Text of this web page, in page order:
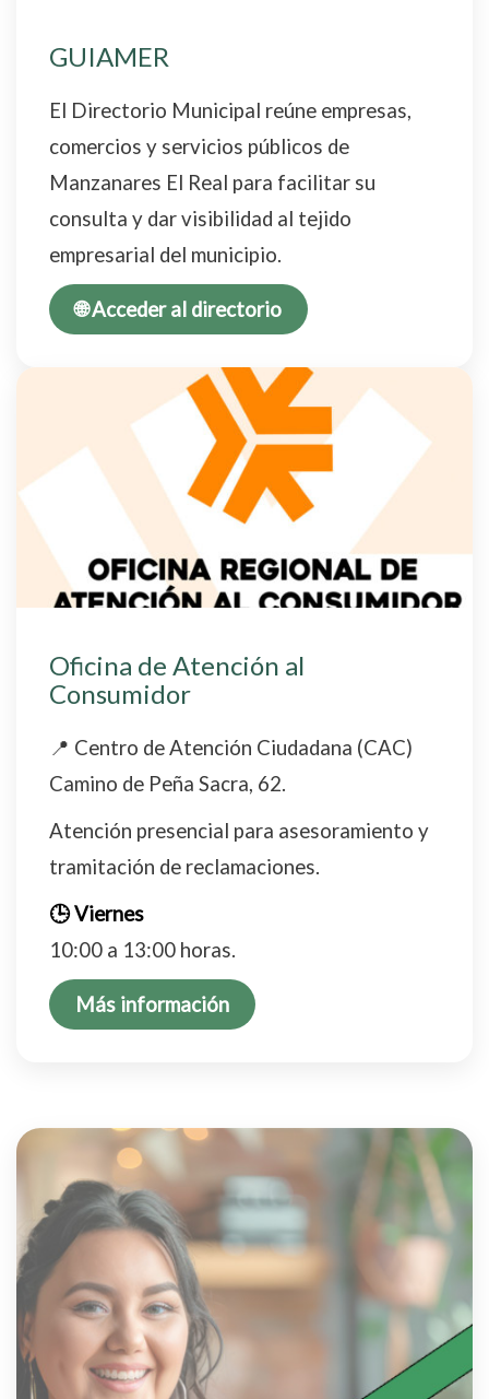
GUIAMER
El Directorio Municipal reúne empresas,
comercios y servicios públicos de
Manzanares El Real para facilitar su
consulta y dar visibilidad al tejido
empresarial del municipio.
🌐 Acceder al directorio
Oficina de Atención al
Consumidor
📍 Centro de Atención Ciudadana (CAC)
Camino de Peña Sacra, 62.
Atención presencial para asesoramiento y
tramitación de reclamaciones.
🕒 Viernes
10:00 a 13:00 horas.
Más información